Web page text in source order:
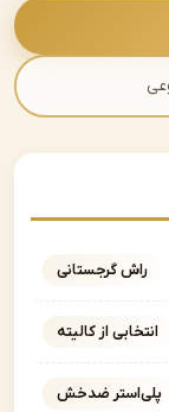
کالیته
ضدخش